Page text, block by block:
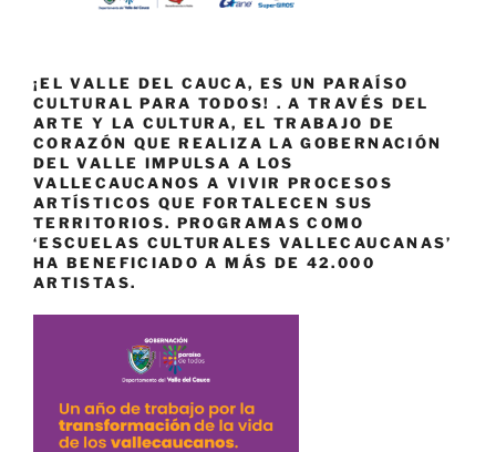
¡EL VALLE DEL CAUCA, ES UN PARAÍSO
CULTURAL PARA TODOS! . A TRAVÉS DEL
ARTE Y LA CULTURA, EL TRABAJO DE
CORAZÓN QUE REALIZA LA GOBERNACIÓN
DEL VALLE IMPULSA A LOS
VALLECAUCANOS A VIVIR PROCESOS
ARTÍSTICOS QUE FORTALECEN SUS
TERRITORIOS. PROGRAMAS COMO
‘ESCUELAS CULTURALES VALLECAUCANAS’
HA BENEFICIADO A MÁS DE 42.000
ARTISTAS.